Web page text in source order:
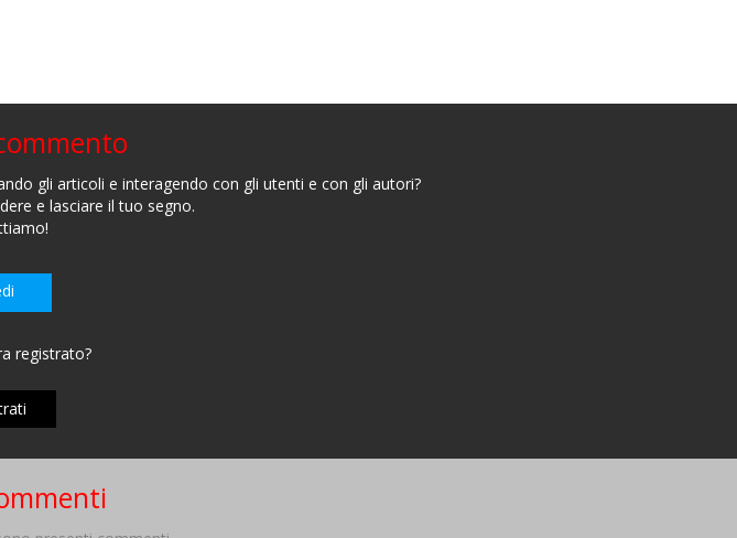
gli articoli e interagendo con gli utenti e con gli autori?
e lasciare il tuo segno.
registrato?